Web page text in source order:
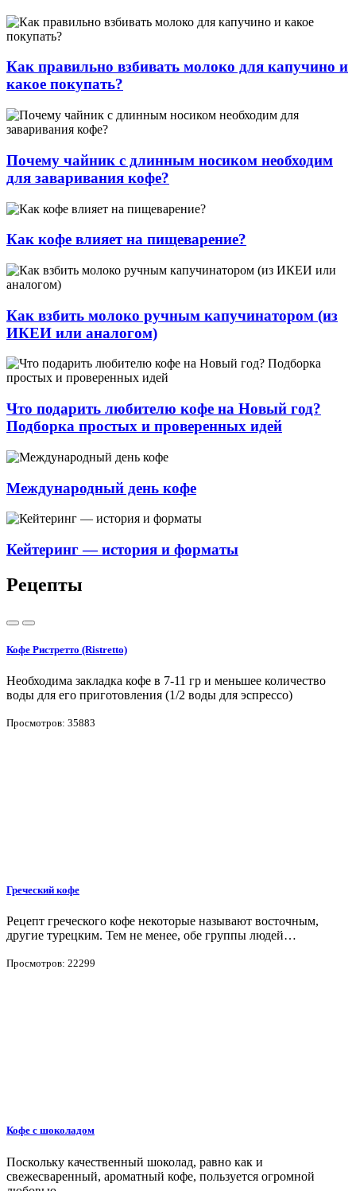
Как правильно взбивать молоко для капучино и
какое покупать?
Почему чайник с длинным носиком необходим
для заваривания кофе?
Как кофе влияет на пищеварение?
Как взбить молоко ручным капучинатором (из
ИКЕИ или аналогом)
Что подарить любителю кофе на Новый год?
Подборка простых и проверенных идей
Международный день кофе
Кейтеринг — история и форматы
Рецепты
Кофе Ристретто (Ristretto)
Необходима закладка кофе в 7-11 гр и меньшее количество
воды для его приготовления (1/2 воды для эспрессо)
Просмотров: 35883
Греческий кофе
Рецепт греческого кофе некоторые называют восточным,
другие турецким. Тем не менее, обе группы людей…
Просмотров: 22299
Кофе с шоколадом
Поскольку качественный шоколад, равно как и
свежесваренный, ароматный кофе, пользуется огромной